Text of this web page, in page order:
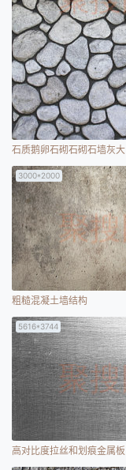
石质鹅卵石砌石砌石墙灰大
粗糙混凝土墙结构
3000*2000
高对比度拉丝和划痕金属板
5616*3744